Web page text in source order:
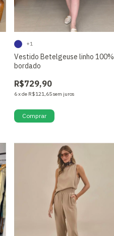
Vestido Betelgeuse linho 100%
bordado
R$729,90
6xde R$121,65sem juros
+1
Comprar